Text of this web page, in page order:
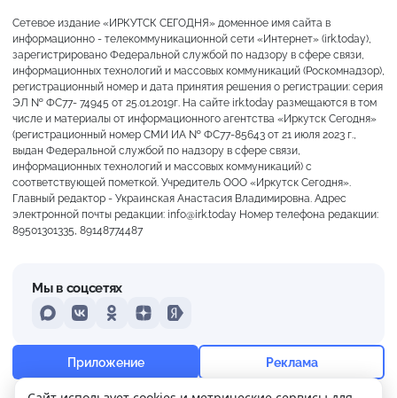
+20° Преимущественно ясно
Ощущается как +20
Сетевое издание «ИРКУТСК СЕГОДНЯ» доменное имя сайта в
информационно - телекоммуникационной сети «Интернет» (irk.today),
зарегистрировано Федеральной службой по надзору в сфере связи,
информационных технологий и массовых коммуникаций (Роскомнадзор),
регистрационный номер и дата принятия решения о регистрации: серия
ЭЛ № ФС77- 74945 от 25.01.2019г. На сайте irk.today размещаются в том
числе и материалы от информационного агентства «Иркутск Сегодня»
(регистрационный номер СМИ ИА № ФС77-85643 от 21 июля 2023 г.,
выдан Федеральной службой по надзору в сфере связи,
информационных технологий и массовых коммуникаций) с
соответствующей пометкой. Учредитель ООО «Иркутск Сегодня».
Главный редактор - Украинская Анастасия Владимировна. Адрес
электронной почты редакции: info@irk.today Номер телефона редакции:
89501301335, 89148774487
Мы в соцсетях
MAXVKontakteOdnoklassniki
DzenYandex
Приложение Реклама